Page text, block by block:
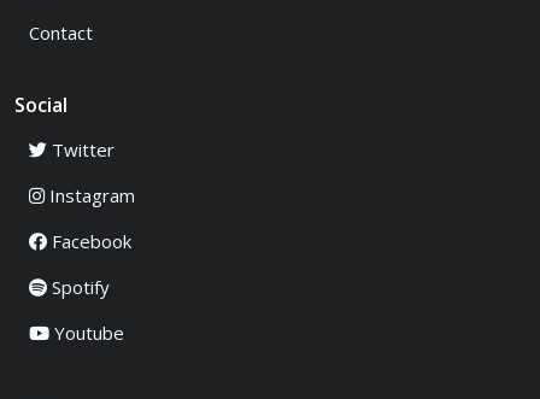
Contact
Social
Twitter
Instagram
Facebook
Spotify
Youtube